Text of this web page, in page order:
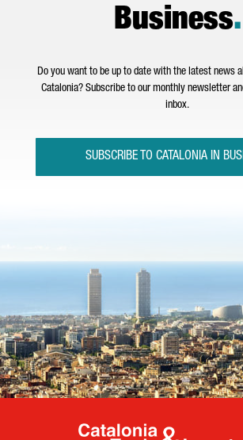
Business.
Do you want to be up to date with the latest news
Catalonia? Subscribe to our monthly newsletter
inbox.
SUBSCRIBE TO CATALONIA IN